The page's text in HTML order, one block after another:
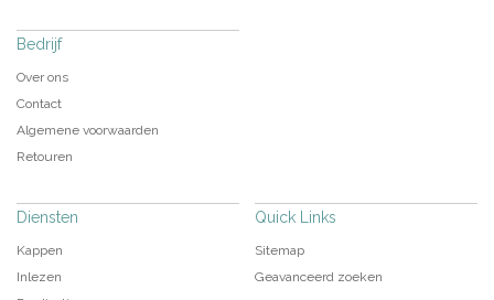
Bedrijf
Over ons
Contact
Algemene voorwaarden
Retouren
Diensten
Kappen
Inlezen
Quick Links
Sitemap
Geavanceerd zoeken